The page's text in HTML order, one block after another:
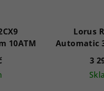
10ATM
Lorus
Automatic
3